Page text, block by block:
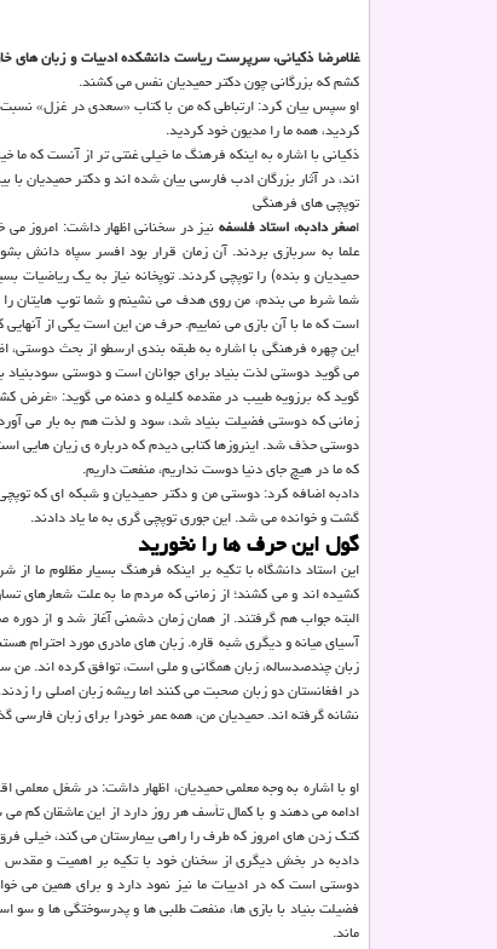
غلامرضا ذکیانی، سرپرست ریاست دانشکده ادبیات و زبان های
کشم که بزرگانی چون دکتر حمیدیان نفس می کشند.
او سپس بیان کرد: ارتباطی که من با کتاب «سعدی در غزل»
کردید، همه ما را مدیون خود کردید.
ذکیانی با اشاره به اینکه فرهنگ ما خیلی غنتی تر از آنست که
اند، در آثار بزرگان ادب فارسی بیان شده اند و دکتر حمیدیان با
توپچی های فرهنگی
اصغر دادبه، استاد فلسفه
علما به سربازی بردند. آن زمان قرار بود افسر سپاه دانش
حمیدیان و بنده) را توپچی کردند. توپخانه نیاز به یک
شما شرط می بندم، من روی هدف می نشینم و شما توپ هایتان
است که ما با آن بازی می نماییم. حرف من این است یکی از
این چهره فرهنگی با اشاره به طبقه بندی ارسطو از بحث
می گوید دوستی لذت بنیاد برای جوانان است و دوستی
گوید که برزویه طبیب در مقدمه کلیله و دمنه می گوید: «غرض
زمانی که دوستی فضیلت بنیاد شد، سود و لذت هم به بار می
دوستی حذف شد. اینروزها کتابی دیدم که درباره ی زیان هایی
که ما در هیچ جای دنیا دوست نداریم، منفعت داریم.
دادبه اضافه کرد: دوستی من و دکتر حمیدیان و شبکه ای که
گشت و خوانده می شد. این جوری توپچی گری به ما یاد دادند.
گول این حرف ها را نخورید
این استاد دانشگاه با تکیه بر اینکه فرهنگ بسیار مظلوم
کشیده اند و می کشند؛ از زمانی که مردم ما به علت شعارهای
البته جواب هم گرفتند. از همان زمان دشمنی آغاز شد و از
آسیای میانه و دیگری شبه قاره. زبان های مادری مورد احترام
زبان چندصدساله، زبان همگانی و ملی است، توافق کرده اند. من
در افغانستان دو زبان صحبت می کنند اما ریشه زبان اصلی را
نشانه گرفته اند. حمیدیان من، همه عمر خودرا برای زبان فارسی
او با اشاره به وجه معلمی حمیدیان، اظهار داشت: در شغل
ادامه می دهند و با کمال تأسف هر روز دارد از این عاشقان کم
کتک زدن های امروز که طرف را راهی بیمارستان می کند، خیلی
دادبه در بخش دیگری از سخنان خود با تکیه بر اهمیت و
دوستی است که در ادبیات ما نیز نمود دارد و برای همین می
فضیلت بنیاد با بازی ها، منفعت طلبی ها و پدرسوختگی ها و
ماند.